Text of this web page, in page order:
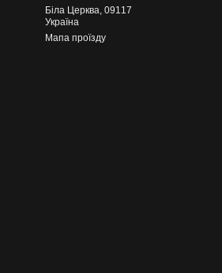
Біла Церква, 09117
Україна
Мапа проїзду